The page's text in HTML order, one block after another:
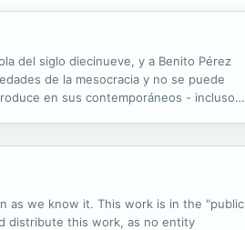
del siglo diecinueve, y a Benito Pérez
de la mesocracia y no se puede
en sus contemporáneos - incluso
as we know it. This work is in the "public
distribute this work, as no entity